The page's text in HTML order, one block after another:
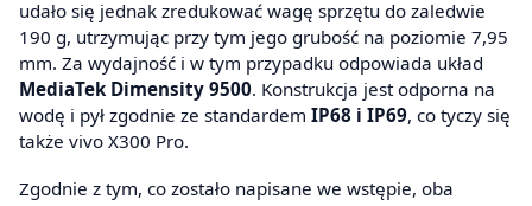
udało się jednak zredukować wagę sprzętu do zaledwie
190 g, utrzymując przy tym jego grubość na poziomie 7,95
mm. Za wydajność i w tym przypadku odpowiada układ
MediaTek Dimensity 9500. Konstrukcja jest odporna na
wodę i pył zgodnie ze standardem IP68 i IP69, co tyczy się
także vivo X300 Pro.
Zgodnie z tym, co zostało napisane we wstępie, oba